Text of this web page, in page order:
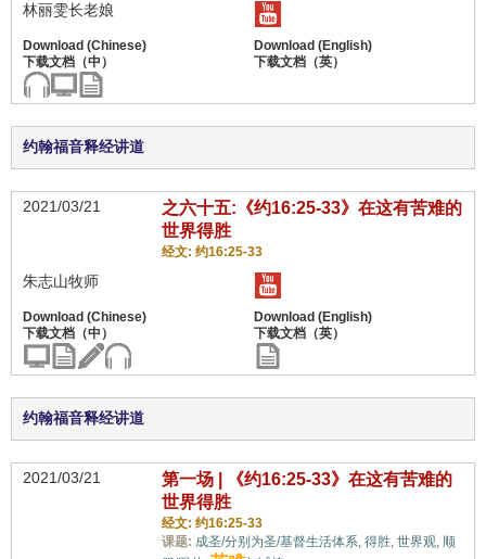
林丽雯长老娘
约翰福音释经讲道
2021/03/21
之六十五:《约16:25-33》在这有苦难的
世界得胜
经文: 约16:25-33
朱志山牧师
约翰福音释经讲道
2021/03/21
第一场 | 《约16:25-33》在这有苦难的
世界得胜
经文: 约16:25-33
课题: 成圣/分别为圣/基督生活体系, 得胜, 世界观, 顺